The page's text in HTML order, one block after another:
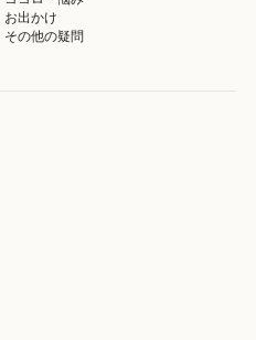
お出かけ
その他の疑問